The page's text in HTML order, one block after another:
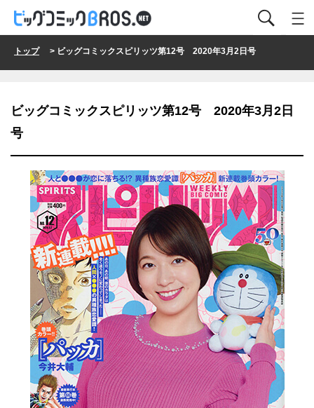
トップ> ビッグコミックスピリッツ第12号 2020年3月2日号
ビッグコミックスピリッツ第12号 2020年3月2日
号